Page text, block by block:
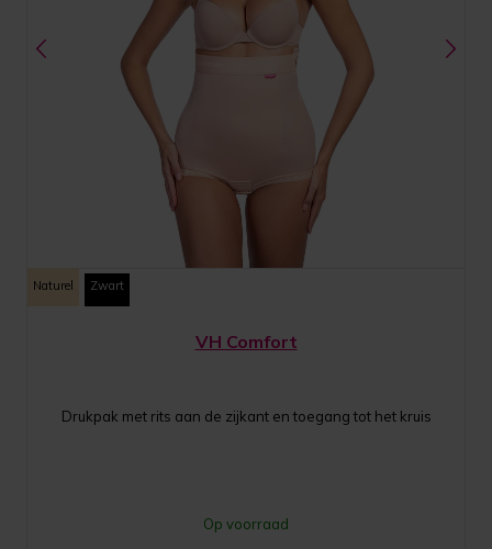
Naturel Zwart
VH Comfort
Drukpak met rits aan de zijkant en toegang tot het kruis
Op voorraad